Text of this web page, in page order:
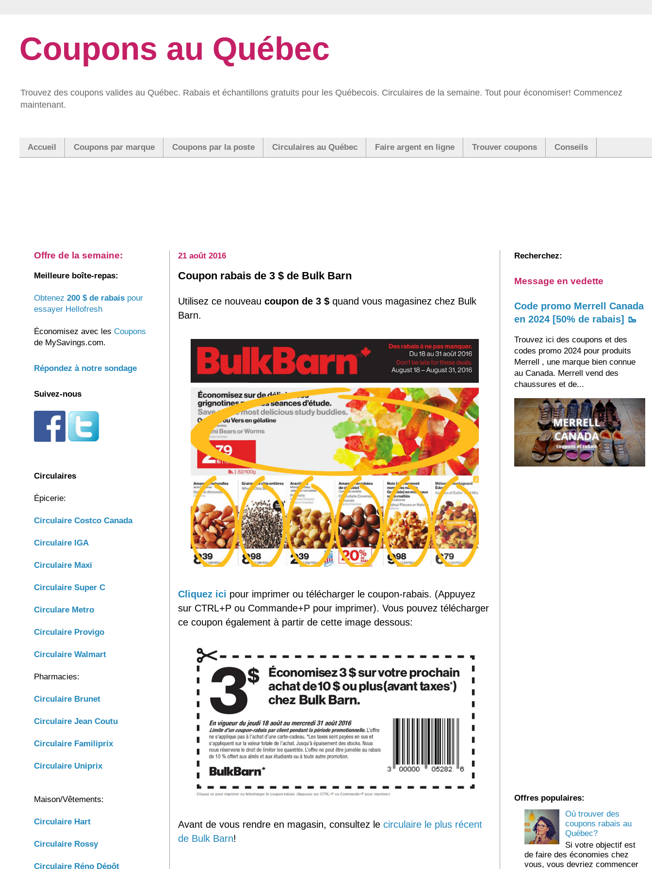
Coupons au Québec
Trouvez des coupons valides au Québec. Rabais et échantillons gratuits pour les Québecois. Circulaires de la semaine. Tout pour économiser! Commencez
maintenant.
Accueil Coupons par marque Coupons par la poste Circulaires au Québec Faire argent en ligne Trouver coupons Conseils
21 août 2016
Coupon rabais de 3 $ de Bulk Barn
Utilisez ce nouveau coupon de 3 $ quand vous magasinez chez Bulk
Barn.
Cliquez ici pour imprimer ou télécharger le coupon-rabais. (Appuyez
sur CTRL+P ou Commande+P pour imprimer). Vous pouvez télécharger
ce coupon également à partir de cette image dessous:
Avant de vous rendre en magasin, consultez le circulaire le plus récent
de Bulk Barn!
Offre de la semaine:
Meilleure boîte-repas:
Obtenez 200 $ de rabais pour
essayer Hellofresh
Économisez avec les Coupons
de MySavings.com.
Répondez à notre sondage
Suivez-nous
Circulaires
Épicerie:
Circulaire Costco Canada
Circulaire IGA
Circulaire Maxi
Circulaire Super C
Circulare Metro
Circulaire Provigo
Circulaire Walmart
Pharmacies:
Circulaire Brunet
Circulaire Jean Coutu
Circulaire Familiprix
Circulaire Uniprix
Maison/Vêtements:
Circulaire Hart
Circulaire Rossy
Circulaire Réno Dépôt
Recherchez:
Message en vedette
Code promo Merrell Canada
en 2024 [50% de rabais] 🥾
Trouvez ici des coupons et des
codes promo 2024 pour produits
Merrell , une marque bien connue
au Canada. Merrell vend des
chaussures et de...
Offres populaires:
Où trouver des
coupons rabais au
Québec?
Si votre objectif est
de faire des économies chez
vous, vous devriez commencer